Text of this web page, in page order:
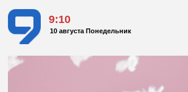
9:10
10 августа Понедельник